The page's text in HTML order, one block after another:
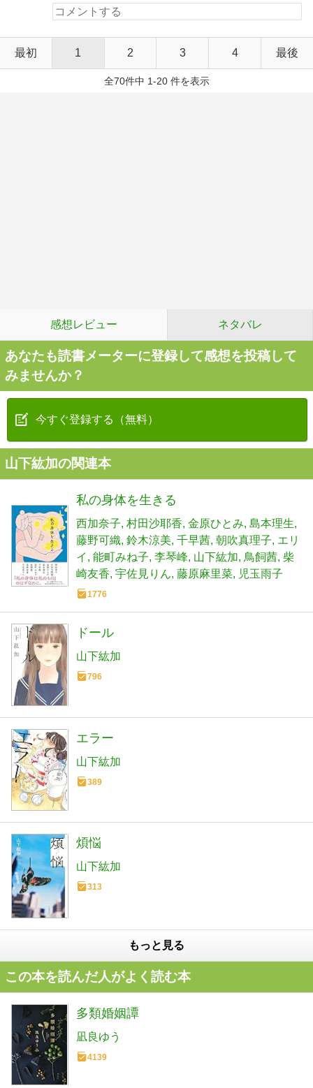
最初 1 2 3 4 最後
全70件中 1-20 件を表示
感想レビュー ネタバレ
あなたも読書メーターに登録して感想を投稿して
みませんか？
今すぐ登録する（無料）
山下紘加の関連本
私の身体を生きる
西加奈子 村田沙耶香 金原ひとみ 島本理生
藤野可織 鈴木涼美 千早茜 朝吹真理子 エリ
イ
能町みね子 李琴峰 山下紘加 鳥飼茜 柴
崎友香 宇佐見りん 藤原麻里菜 児玉雨子
1776
ドール
山下紘加
796
エラー
山下紘加
389
煩悩
山下紘加
313
もっと見る
この本を読んだ人がよく読む本
多類婚姻譚
凪良ゆう
4139